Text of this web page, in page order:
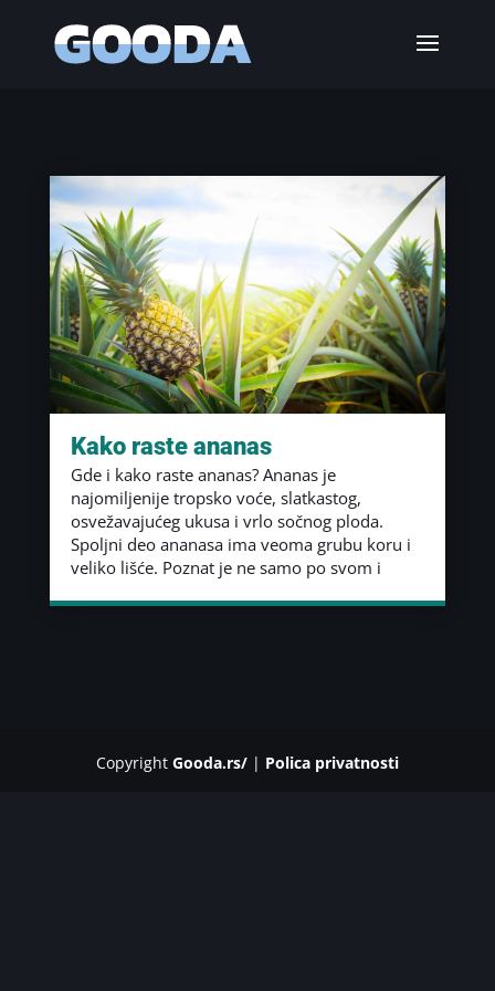
Kako raste ananas
Gde i kako raste ananas? Ananas je
najomiljenije tropsko voće, slatkastog,
osvežavajućeg ukusa i vrlo sočnog ploda.
Spoljni deo ananasa ima veoma grubu koru i
veliko lišće. Poznat je ne samo po svom i
Copyright Gooda.rs/| Polica privatnosti